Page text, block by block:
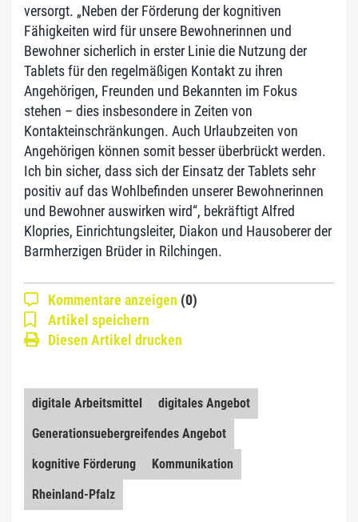
versorgt. „Neben der Förderung der kognitiven
Fähigkeiten wird für unsere Bewohnerinnen und
Bewohner sicherlich in erster Linie die Nutzung der
Tablets für den regelmäßigen Kontakt zu ihren
Angehörigen, Freunden und Bekannten im Fokus
stehen – dies insbesondere in Zeiten von
Kontakteinschränkungen. Auch Urlaubzeiten von
Angehörigen können somit besser überbrückt werden.
Ich bin sicher, dass sich der Einsatz der Tablets sehr
positiv auf das Wohlbefinden unserer Bewohnerinnen
und Bewohner auswirken wird“, bekräftigt Alfred
Klopries, Einrichtungsleiter, Diakon und Hausoberer der
Barmherzigen Brüder in Rilchingen.
Kommentare anzeigen (0)
Artikel speichern
Diesen Artikel drucken
digitale Arbeitsmittel
digitales Angebot
Generationsuebergreifendes Angebot
kognitive Förderung
Kommunikation
Rheinland-Pfalz